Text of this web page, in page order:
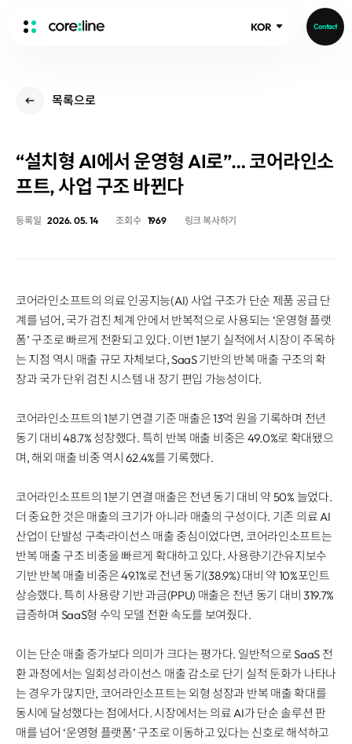
KOR Contact
ABOUT
History
Core Value
Recruit
aview List
aview Lung texture
aview ILA
aview NeuroCAD
aview BAS
aview Research
aview Modeler
aview Pseudonymization Server
IR Events
IR Materials
Disclosure
News
Events
Blog
REQUEST A DEMO
목록으로
“설치형 AI에서 운영형 AI로”… 코어라인소
프트, 사업 구조 바뀐다
등록일 2026. 05. 14 조회수 1969 링크 복사하기
코어라인소프트의 의료 인공지능(AI) 사업 구조가 단순 제품 공급 단
계를 넘어, 국가 검진 체계 안에서 반복적으로 사용되는 ‘운영형 플랫
폼’ 구조로 빠르게 전환되고 있다. 이번 1분기 실적에서 시장이 주목하
는 지점 역시 매출 규모 자체보다, SaaS 기반의 반복 매출 구조의 확
장과 국가 단위 검진 시스템 내 장기 편입 가능성이다.
코어라인소프트의 1분기 연결 기준 매출은 13억 원을 기록하며 전년
동기 대비 48.7% 성장했다. 특히 반복 매출 비중은 49.0%로 확대됐으
며, 해외 매출 비중 역시 62.4%를 기록했다.
코어라인소프트의 1분기 연결 매출은 전년 동기 대비 약 50% 늘었다.
더 중요한 것은 매출의 크기가 아니라 매출의 구성이다. 기존 의료 AI
산업이 단발성 구축·라이선스 매출 중심이었다면, 코어라인소프트는
반복 매출 구조 비중을 빠르게 확대하고 있다. 사용량·기간·유지보수
기반 반복 매출 비중은 49.1%로 전년 동기(38.9%) 대비 약 10%포인트
상승했다. 특히 사용량 기반 과금(PPU) 매출은 전년 동기 대비 319.7%
급증하며 SaaS형 수익 모델 전환 속도를 보여줬다.
이는 단순 매출 증가보다 의미가 크다는 평가다. 일반적으로 SaaS 전
환 과정에서는 일회성 라이선스 매출 감소로 단기 실적 둔화가 나타나
는 경우가 많지만, 코어라인소프트는 외형 성장과 반복 매출 확대를
동시에 달성했다는 점에서다. 시장에서는 의료 AI가 단순 솔루션 판
매를 넘어 ‘운영형 플랫폼’ 구조로 이동하고 있다는 신호로 해석하고